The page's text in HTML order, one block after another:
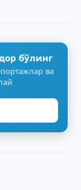
бўлинг
ва